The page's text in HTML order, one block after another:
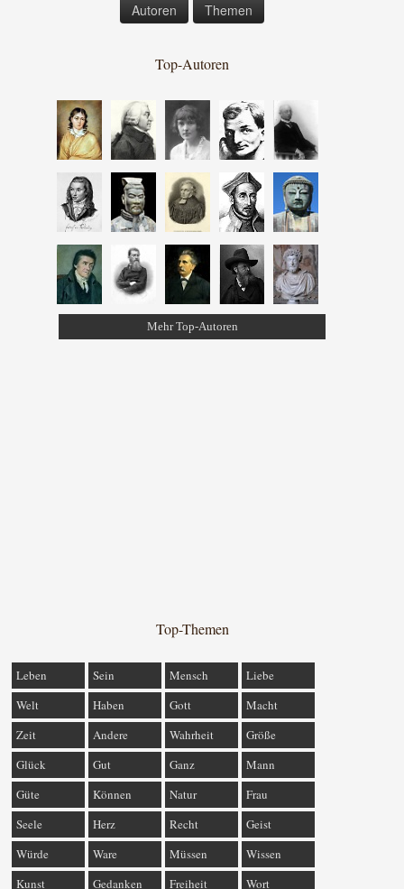
Autoren Themen
Top-Autoren
Mehr Top-Autoren
Top-Themen
Leben Sein Mensch
Liebe
Welt
Haben Gott
Macht
Zeit
Andere Wahrheit
Größe
Glück
Gut Ganz
Mann
Güte
Können Natur
Frau
Seele
Herz Recht
Geist
Würde
Ware Müssen
Wissen
Kunst
Gedanken Freiheit Wort